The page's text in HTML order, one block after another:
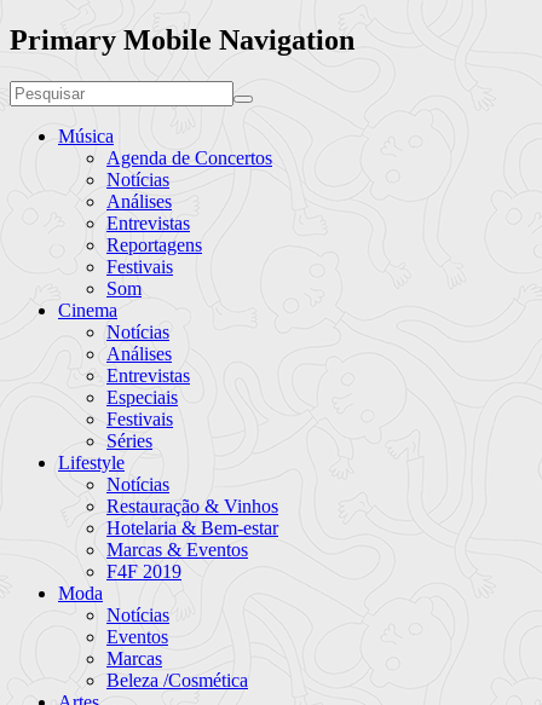
Primary Mobile Navigation
Música
Agenda de Concertos
Notícias
Análises
Entrevistas
Reportagens
Festivais
Som
Cinema
Notícias
Análises
Entrevistas
Especiais
Festivais
Séries
Lifestyle
Notícias
Restauração & Vinhos
Hotelaria & Bem-estar
Marcas & Eventos
F4F 2019
Moda
Notícias
Eventos
Marcas
Beleza /Cosmética